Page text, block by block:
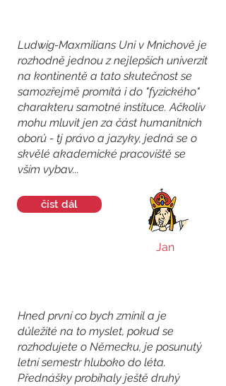
Ludwig-Maxmilians Uni v Mnichově je
rozhodně jednou z nejlepších univerzit
na kontinentě a tato skutečnost se
samozřejmě promítá i do "fyzického"
charakteru samotné instituce. Ačkoliv
mohu mluvit jen za část humanitních
oborů - tj právo a jazyky, jedná se o
skvělé akademické pracoviště se
vším vybav...
číst dál
Jan
Hned první co bych zmínil a je
důležité na to myslet, pokud se
rozhodujete o Německu, je posunutý
letní semestr hluboko do léta.
Přednášky probíhaly ještě druhý